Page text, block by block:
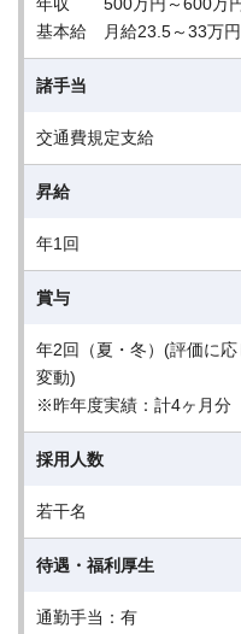
基本給 月給23.5～33万円
諸手当
交通費規定支給
昇給
年1回
賞与
年2回（夏・冬）(評価に
変動)
※昨年度実績：計4ヶ月分
採用人数
若干名
待遇・福利厚生
通勤手当：有